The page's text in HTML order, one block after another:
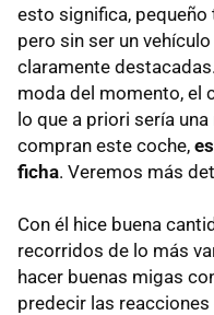
esto significa,
pero sin ser un
claramente
moda del momento, el
lo que a priori sería
compran este coche,
ficha. Veremos más
Con él hice buena
recorridos de lo más
hacer buenas migas
predecir las